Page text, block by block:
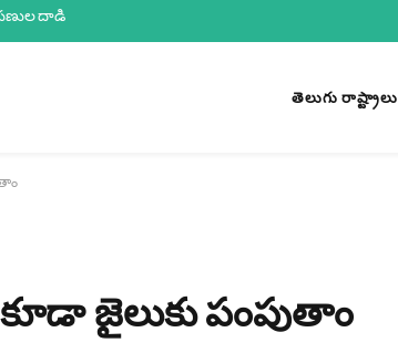
దాడి
తెలుగు రాష్ట్రాలు
జైలుకు పంపుతాం